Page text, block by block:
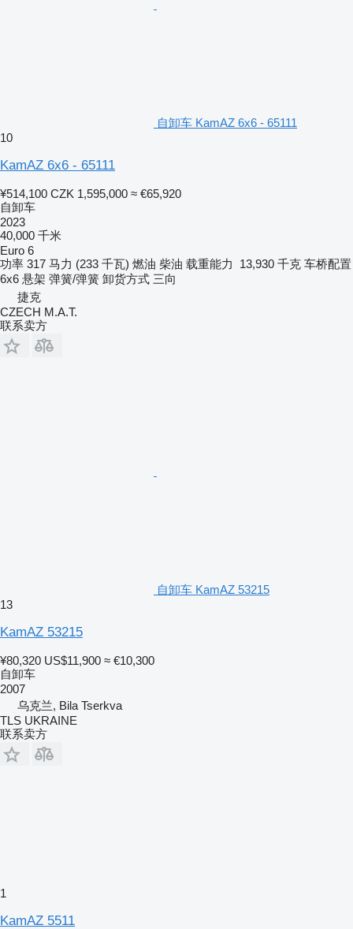
自卸车 KamAZ 6x6 - 65111
10
KamAZ 6x6 - 65111
¥514,100 CZK 1,595,000 ≈ €65,920
自卸车
2023
40,000 千米
Euro 6
功率 317 马力 (233 千瓦) 燃油 柴油 载重能力 13,930 千克 车桥配置
6x6 悬架 弹簧/弹簧 卸货方式 三向
捷克
CZECH M.A.T.
联系卖方
自卸车 KamAZ 53215
13
KamAZ 53215
¥80,320 US$11,900 ≈ €10,300
自卸车
2007
乌克兰, Bila Tserkva
TLS UKRAINE
联系卖方
1
KamAZ 5511